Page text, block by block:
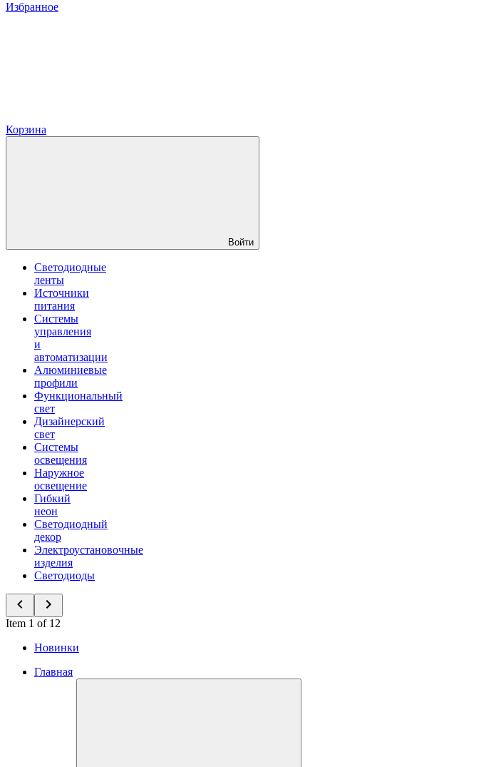
Избранное
Корзина
Войти
Светодиодные
ленты
Источники
питания
Системы
управления
и
автоматизации
Алюминиевые
профили
Функциональный
свет
Дизайнерский
свет
Системы
освещения
Наружное
освещение
Гибкий
неон
Светодиодный
декор
Электроустановочные
изделия
Светодиоды
Item 1 of 12
Новинки
Главная